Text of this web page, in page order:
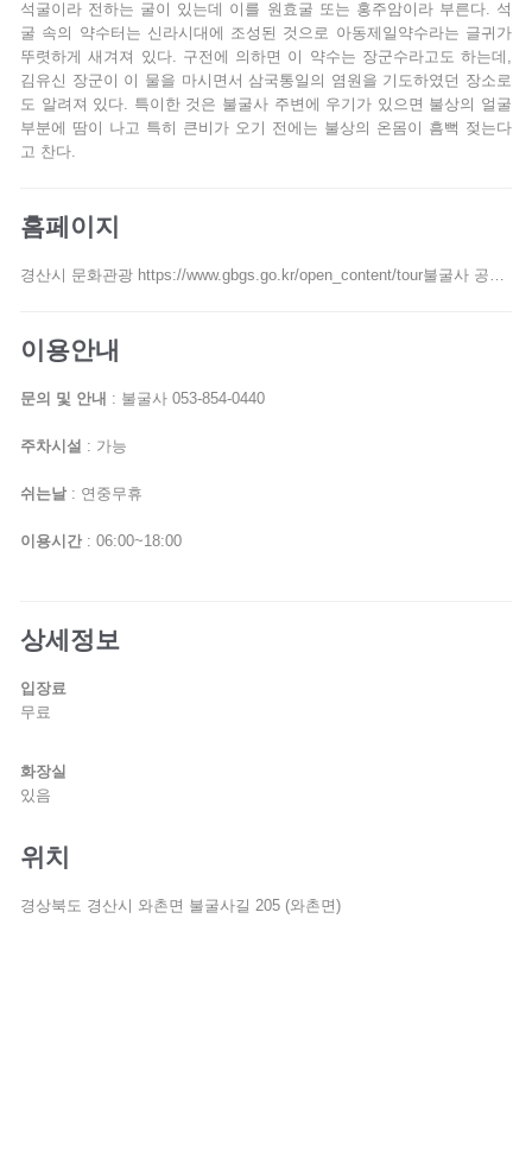
석굴이라 전하는 굴이 있는데 이를 원효굴 또는 홍주암이라 부른다. 석
굴 속의 약수터는 신라시대에 조성된 것으로 아동제일약수라는 글귀가
뚜렷하게 새겨져 있다. 구전에 의하면 이 약수는 장군수라고도 하는데,
김유신 장군이 이 물을 마시면서 삼국통일의 염원을 기도하였던 장소로
도 알려져 있다. 특이한 것은 불굴사 주변에 우기가 있으면 불상의 얼굴
부분에 땀이 나고 특히 큰비가 오기 전에는 불상의 온몸이 흠뻑 젖는다
고 찬다.
홈페이지
경산시 문화관광 https://www.gbgs.go.kr/open_content/tour불굴사 공식블로그 https://blog.naver.com/bulgulsa_temple
이용안내
문의 및 안내 : 불굴사 053-854-0440
주차시설 : 가능
쉬는날 : 연중무휴
이용시간 : 06:00~18:00
상세정보
입장료
무료
화장실
있음
위치
경상북도 경산시 와촌면 불굴사길 205 (와촌면)